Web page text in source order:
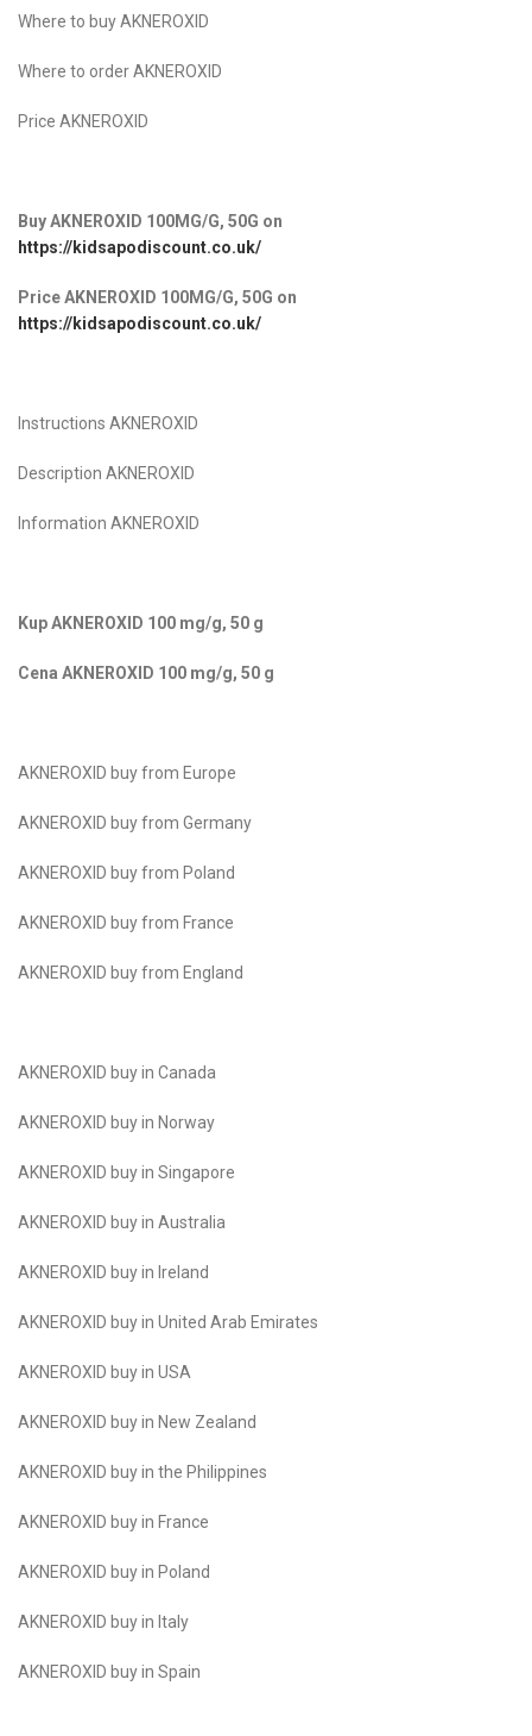
Where to buy AKNEROXID
Where to оrder AKNEROXID
Price AKNEROXID
Buy AKNEROXID 100MG/G, 50G on
https://kidsapodiscount.co.uk/
Price AKNEROXID 100MG/G, 50G on
https://kidsapodiscount.co.uk/
Instructions AKNEROXID
Description AKNEROXID
Information AKNEROXID
Kup AKNEROXID 100 mg/g, 50 g
Cena AKNEROXID 100 mg/g, 50 g
AKNEROXID buy from Europe
AKNEROXID buy from Germany
AKNEROXID buy from Poland
AKNEROXID buy from France
AKNEROXID buy from England
AKNEROXID buy in Canada
AKNEROXID buy in Norway
AKNEROXID buy in Singapore
AKNEROXID buy in Australia
AKNEROXID buy in Ireland
AKNEROXID buy in United Arab Emirates
AKNEROXID buy in USA
AKNEROXID buy in New Zealand
AKNEROXID buy in the Philippines
AKNEROXID buy in France
AKNEROXID buy in Poland
AKNEROXID buy in Italy
AKNEROXID buy in Spain